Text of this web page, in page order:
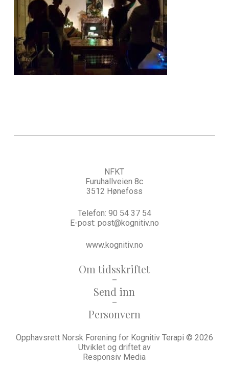
Om tidsskriftet
–
Send inn
–
Personvern
Opphavsrett Norsk Forening for Kognitiv Terapi © 2026
Utviklet og driftet av
Responsiv Media
NFKT
Furuhallveien 8c
3512 Hønefoss
Telefon: 90 54 37 54
E-post: post@kognitiv.no
www.kognitiv.no